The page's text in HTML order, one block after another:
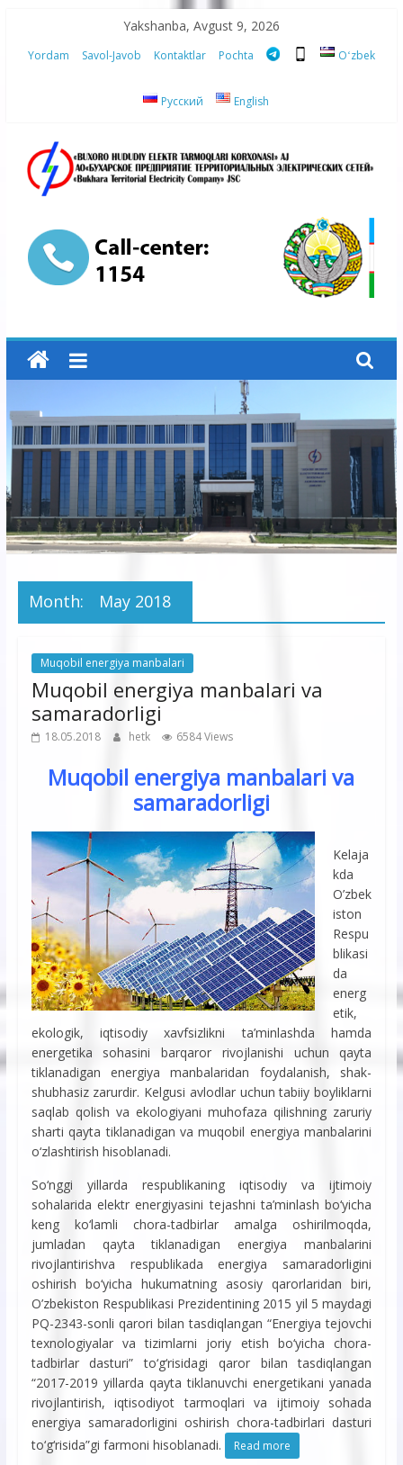
content
Yakshanba, Avgust 9, 2026
Yordam Savol-Javob Kontaktlar Pochta Oʻzbek
Русский English
“Buxoro
hududiy
elektr
tarmoqlari
korxonasi”
AJ
“Buxoro
hududiy
korxonasi”
Month: May 2018
Muqobil energiya manbalari
Muqobil energiya manbalari va
samaradorligi
18.05.2018 hetk 6584 Views
Muqobil energiya manbalari va
samaradorligi
Kelaja
kda
O’zbek
iston
Respu
blikasi
da
energ
etik,
ekologik, iqtisodiy xavfsizlikni ta’minlashda hamda
energetika sohasini barqaror rivojlanishi uchun qayta
tiklanadigan energiya manbalaridan foydalanish, shak-
shubhasiz zarurdir. Kelgusi avlodlar uchun tabiiy boyliklarni
saqlab qolish va ekologiyani muhofaza qilishning zaruriy
sharti qayta tiklanadigan va muqobil energiya manbalarini
o‘zlashtirish hisoblanadi.
So‘nggi yillarda respublikaning iqtisodiy va ijtimoiy
sohalarida elektr energiyasini tejashni ta’minlash bo‘yicha
keng ko‘lamli chora-tadbirlar amalga oshirilmoqda,
jumladan qayta tiklanadigan energiya manbalarini
rivojlantirishva respublikada energiya samaradorligini
oshirish bo‘yicha hukumatning asosiy qarorlaridan biri,
O’zbekiston Respublikasi Prezidentining 2015 yil 5 maydagi
PQ-2343-sonli qarori bilan tasdiqlangan “Energiya tejovchi
texnologiyalar va tizimlarni joriy etish bo‘yicha chora-
tadbirlar dasturi” to‘g‘risidagi qaror bilan tasdiqlangan
“2017-2019 yillarda qayta tiklanuvchi energetikani yanada
rivojlantirish, iqtisodiyot tarmoqlari va ijtimoiy sohada
energiya samaradorligini oshirish chora-tadbirlari dasturi
to‘g‘risida”gi farmoni hisoblanadi.
Read more